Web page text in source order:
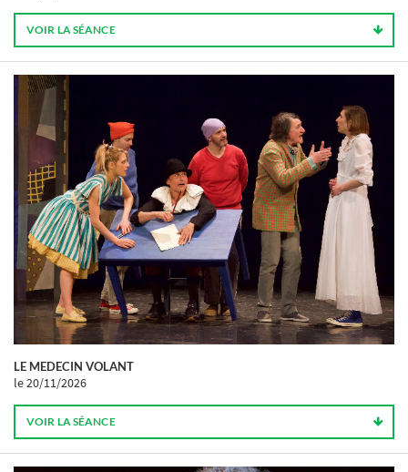
VOIR LA SÉANCE
LE MEDECIN VOLANT
le 20/11/2026
VOIR LA SÉANCE